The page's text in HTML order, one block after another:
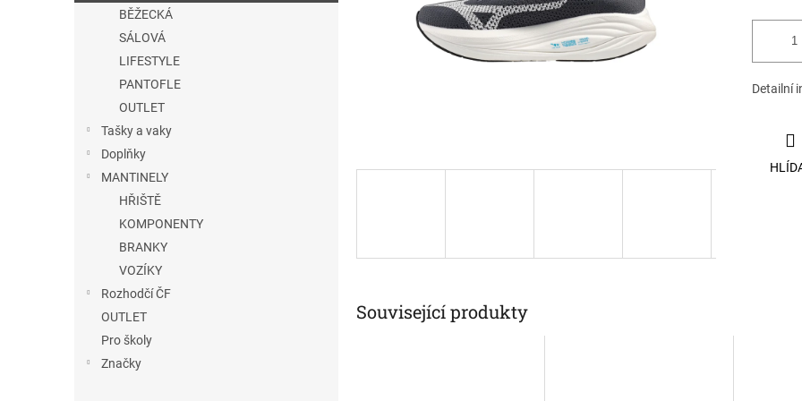
BĚŽECKÁ
SÁLOVÁ
LIFESTYLE
PANTOFLE
OUTLET
Tašky a vaky
Doplňky
MANTINELY
HŘIŠTĚ
KOMPONENTY
BRANKY
VOZÍKY
Rozhodčí ČF
OUTLET
Pro školy
Značky
Detailní
Související produkty